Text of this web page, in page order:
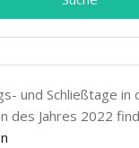
und Schließtage in
des Jahres 2022